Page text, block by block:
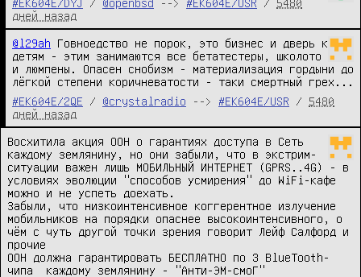
дней назад
@l29ah Говноедство не порок, это бизнес и дверь к
детям - этим занимаются все бетатестеры, школото
и люмпены. Опасен снобизм - материализация гордыни до
лёгкой степени коричневатости - таки смертный грех...
#EK604E/2QE
/ @crystalradio --> #EK604E/USR / 5480
дней назад
Bосхитила акция ООН о гарантиях доступа в Сеть
каждому землянину, но они забыли, что в экстрим-
ситуации важен лишь МОБИЛЬНЫЙ ИНТЕРНЕТ (GPRS..4G) - в
условиях эволюции "способов усмирения" до WiFi-кафе
можно и не успеть доехать.
Забыли, что низкоинтенсивное коггерентное излучение
мобильников на порядки опаснее высокоинтенсивного, о
чём с чуть другой точки зрения говорит Лейф Салфорд и
прочие
ООН должна гарантировать БЕСПЛАТНО по 3 BlueTooth-
чипа  каждому землянину - "Анти-ЭМ-смоГ"